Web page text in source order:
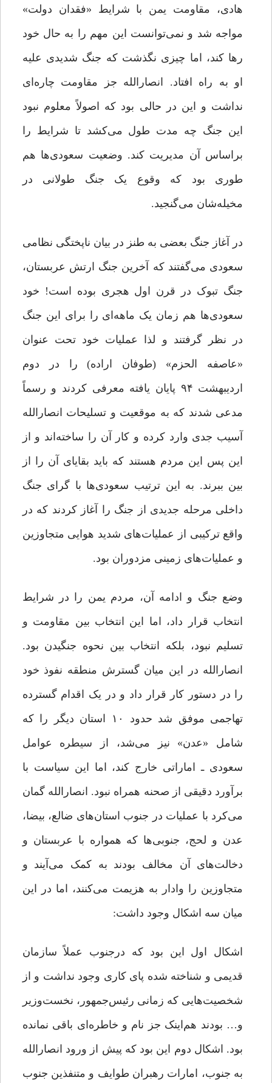
هادی، مقاومت یمن با شرایط «فقدان دولت»
مواجه شد و نمی‌توانست این مهم را به حال خود
رها کند، اما چیزی نگذشت که جنگ شدیدی علیه
او به راه افتاد. انصارالله جز مقاومت چاره‌ای
نداشت و این در حالی بود که اصولاً معلوم نبود
این جنگ چه مدت طول می‌کشد تا شرایط را
براساس آن مدیریت کند. وضعیت سعودی‌ها هم
طوری بود که وقوع یک جنگ طولانی در
مخیله‌شان می‌گنجید.
در آغاز جنگ بعضی به طنز در بیان ناپختگی‌ نظامی
سعودی می‌گفتند که آخرین جنگ ارتش عربستان،
جنگ تبوک در قرن اول هجری بوده است! خود
سعودی‌ها هم زمان یک ماهه‌ای را برای این جنگ
در نظر گرفتند و لذا عملیات خود تحت عنوان
«عاصفه الحزم» (طوفان اراده) را در دوم
اردیبهشت ۹۴ پایان یافته معرفی کردند و رسماً
مدعی شدند که به موقعیت و تسلیحات انصارالله
آسیب جدی وارد کرده و کار آن را ساخته‌اند و از
این پس این مردم هستند که باید بقایای آن را از
بین ببرند. به این ترتیب سعودی‌ها با گرای جنگ
داخلی مرحله جدیدی از جنگ را آغاز کردند که در
واقع ترکیبی از عملیات‌های شدید هوایی متجاوزین
و عملیات‌های زمینی مزدوران بود.
وضع جنگ و ادامه آن، مردم یمن را در شرایط
انتخاب قرار داد، اما این انتخاب بین مقاومت و
تسلیم نبود، بلکه انتخاب بین نحوه جنگیدن بود.
انصارالله در این میان گسترش منطقه نفوذ خود
را در دستور کار قرار داد و در یک اقدام گسترده
تهاجمی موفق شد حدود ۱۰ استان دیگر را که
شامل «عدن» نیز می‌شد، از سیطره عوامل
سعودی ـ اماراتی خارج کند، اما این سیاست با
برآورد دقیقی از صحنه همراه نبود. انصارالله گمان
می‌کرد با عملیات در جنوب استان‌های ضالع، بیضا،
عدن و لحج، جنوبی‌ها که همواره با عربستان و
دخالت‌های آن مخالف بودند به کمک می‌آیند و
متجاوزین را وادار به هزیمت می‌کنند، اما در این
میان سه اشکال وجود داشت:
اشکال اول این بود که درجنوب عملاً سازمان
قدیمی و شناخته شده‌‌ پای کاری وجود نداشت و از
شخصیت‌هایی که زمانی رئیس‌جمهور، نخست‌وزیر
و… بودند هم‌اینک جز نام و خاطره‌ای باقی نمانده
بود. اشکال دوم این بود که پیش از ورود انصارالله
به جنوب، امارات رهبران طوایف و متنفذین جنوب